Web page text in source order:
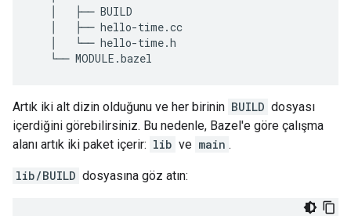
   │   ├── BUILD
   │   ├── hello-time.cc
   │   └── hello-time.h
Artık iki alt dizin olduğunu ve her birinin BUILD dosyası
içerdiğini görebilirsiniz. Bu nedenle, Bazel'e göre çalışma
alanı artık iki paket içerir: lib ve main .
lib/BUILD dosyasına göz atın: